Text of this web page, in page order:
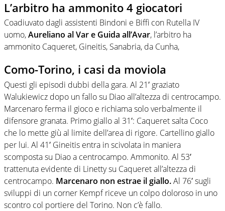
L’arbitro ha ammonito 4 giocatori
Coadiuvato dagli assistenti Bindoni e Biffi con Rutella IV
uomo,Aureliano al Var e Guida all’Avar, l’arbitro ha
ammonito Caqueret, Gineitis, Sanabria, da Cunha,
Como-Torino, i casi da moviola
Questi gli episodi dubbi della gara. Al 21′ graziato
Walukiewicz dopo un fallo su Diao all’altezza di centrocampo.
Marcenaro ferma il gioco e richiama solo verbalmente il
difensore granata. Primo giallo al 31′: Caqueret salta Coco
che lo mette giù al limite dell’area di rigore. Cartellino giallo
per lui. Al 41′ Gineitis entra in scivolata in maniera
scomposta su Diao a centrocampo. Ammonito. Al 53′
trattenuta evidente di Linetty su Caqueret all’altezza di
centrocampo. Marcenaro non estrae il giallo.Al 76′ sugli
sviluppi di un corner Kempf riceve un colpo doloroso in uno
scontro col portiere del Torino. Non c’è fallo.